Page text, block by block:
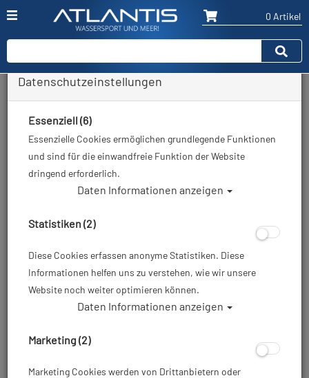
0 Artikel
Datenschutzeinstellungen
Essenziell (6)
Essenzielle Cookies ermöglichen grundlegende Funktionen
und sind für die einwandfreie Funktion der Website
dringend erforderlich.
Daten Informationen anzeigen
Statistiken (2)
Diese Cookies erfassen anonyme Statistiken. Diese
Informationen helfen uns zu verstehen, wie wir unsere
Website noch weiter optimieren können.
Daten Informationen anzeigen
Marketing (2)
Marketing Cookies werden von Drittanbietern oder